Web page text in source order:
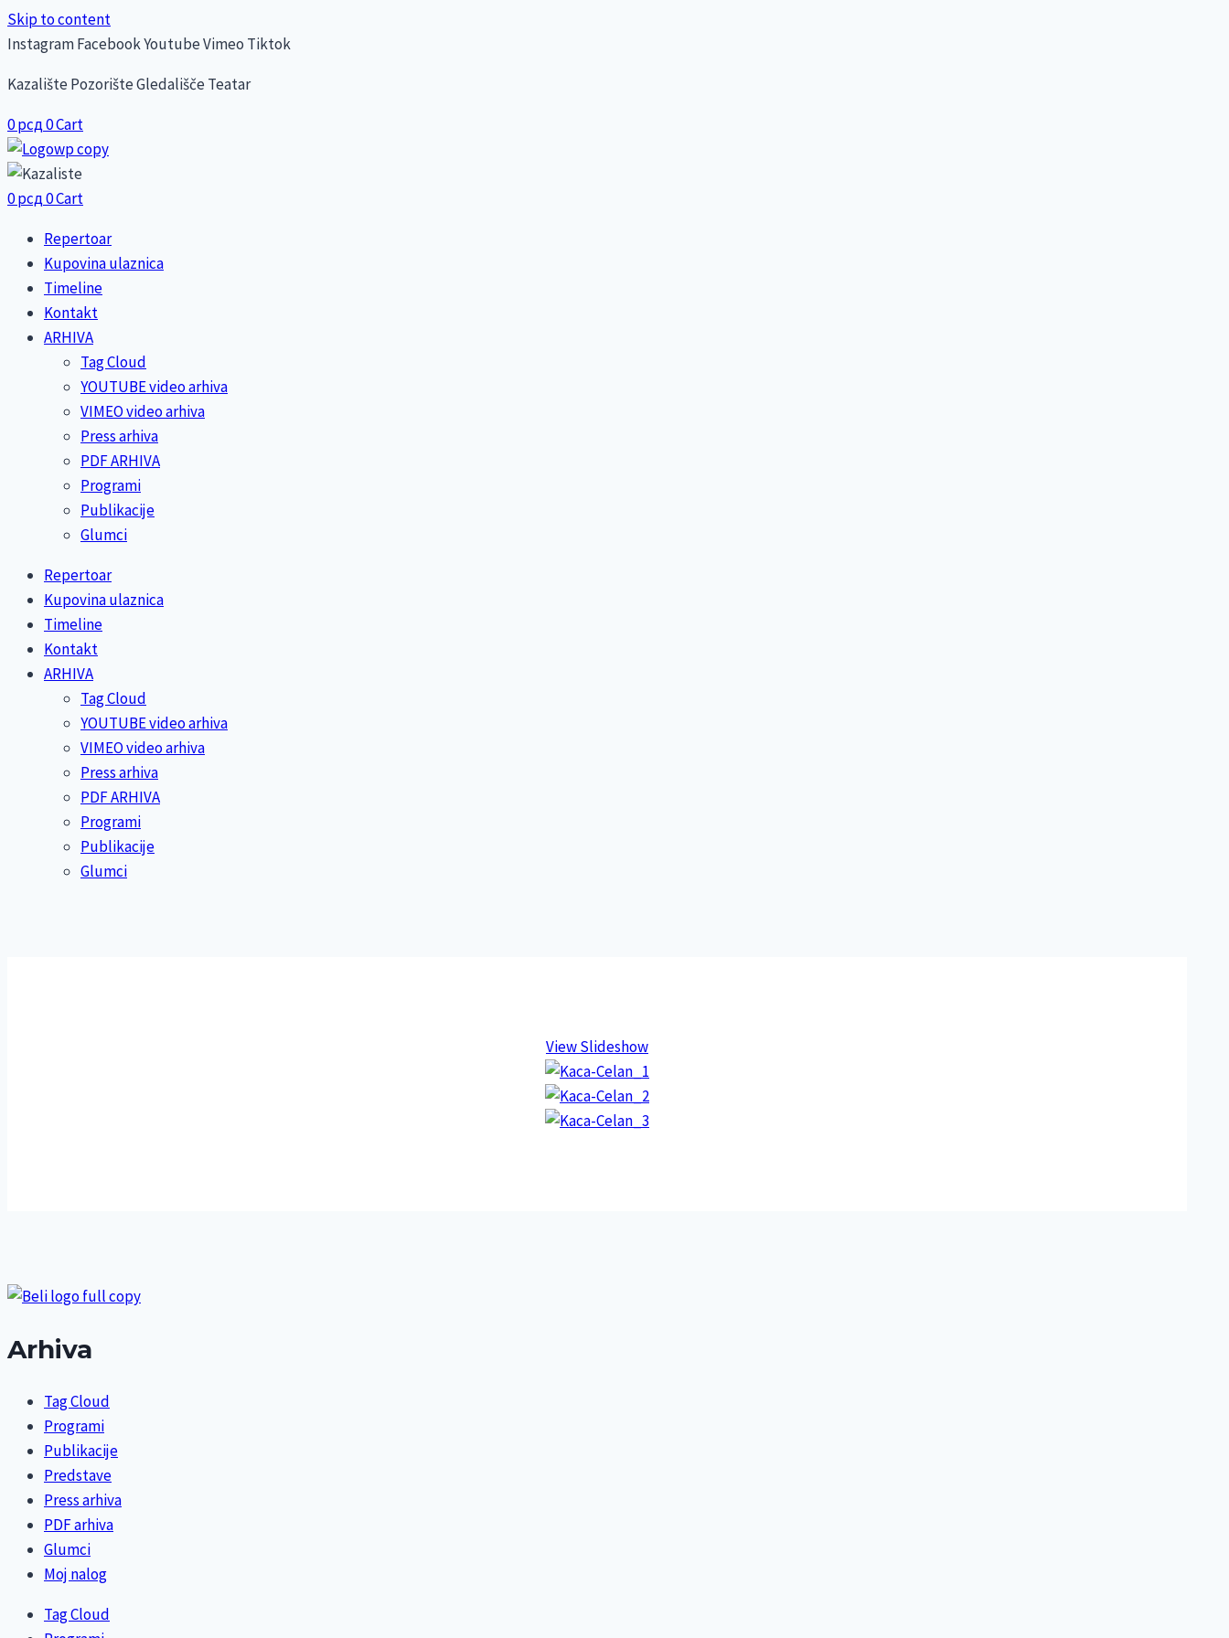
Skip to content
InstagramFacebookYoutubeVimeo Tiktok
Kazalište Pozorište Gledališče Teatar
0рсд0Cart
0рсд0Cart
Repertoar
Kupovina ulaznica
Timeline
Kontakt
ARHIVA
Tag Cloud
YOUTUBE video arhiva
VIMEO video arhiva
Press arhiva
PDF ARHIVA
Programi
Publikacije
Glumci
Repertoar
Kupovina ulaznica
Timeline
Kontakt
ARHIVA
Tag Cloud
YOUTUBE video arhiva
VIMEO video arhiva
Press arhiva
PDF ARHIVA
Programi
Publikacije
Glumci
View Slideshow
Arhiva
Tag Cloud
Programi
Publikacije
Predstave
Press arhiva
PDF arhiva
Glumci
Moj nalog
Tag Cloud